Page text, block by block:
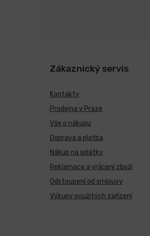
Zákaznický servis
Kontakty
Prodejna v Praze
Vše o nákupu
Doprava a platba
Nákup na splátky
Reklamace a vrácení zboží
Odstoupení od smlouvy
Výkupy použitých zařízení